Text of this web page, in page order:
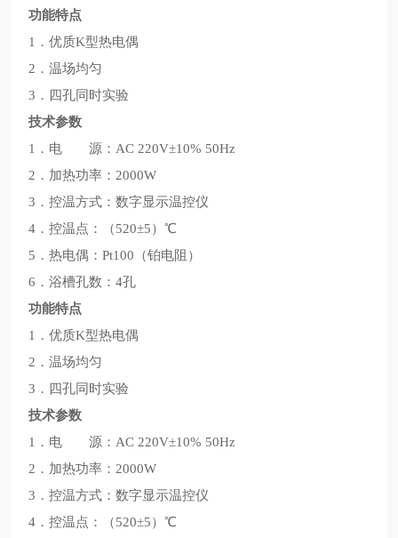
功能特点
1．优质K型热电偶
2．温场均匀
3．四孔同时实验
技术参数
1．电 源：AC 220V±10% 50Hz
2．加热功率：2000W
3．控温方式：数字显示温控仪
4．控温点：（520±5）℃
5．热电偶：Pt100（铂电阻）
6．浴槽孔数：4孔
功能特点
1．优质K型热电偶
2．温场均匀
3．四孔同时实验
技术参数
1．电 源：AC 220V±10% 50Hz
2．加热功率：2000W
3．控温方式：数字显示温控仪
4．控温点：（520±5）℃